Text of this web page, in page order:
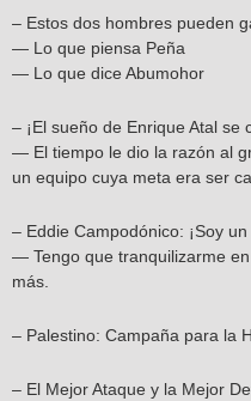
– Estos dos hombres pueden
— Lo que piensa Peña
— Lo que dice Abumohor
– ¡El sueño de Enrique Atal se
— El tiempo le dio la razón al
un equipo cuya meta era ser
– Eddie Campodónico: ¡Soy
— Tengo que tranquilizarme
más.
– Palestino: Campaña para la
– El Mejor Ataque y la Mejor